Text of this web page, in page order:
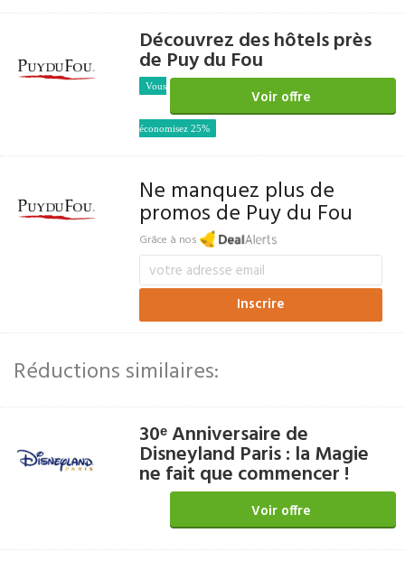
Découvrez des hôtels près
de Puy du Fou
Voir offre
Vous
économisez 25%
Ne manquez plus de
promos de Puy du Fou
Grâce à nos
Réductions similaires:
30ᵉ Anniversaire de
Disneyland Paris : la Magie
ne fait que commencer !
Voir offre